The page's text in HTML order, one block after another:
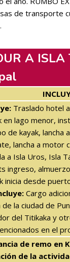
de transporte
A ISLA
Traslado hotel
en lago menor,
de kayak,
lancha a motor
a Isla Uros, Isla
ingreso,
inicia desde
Cargo
la ciudad de
del Titikaka y
en el
de remo en
de la